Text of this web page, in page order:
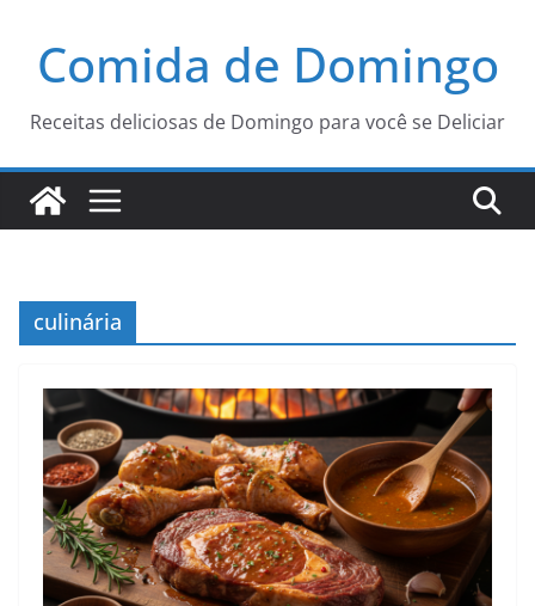
conteúdo
Comida de Domingo
Receitas deliciosas de Domingo para você se Deliciar
culinária